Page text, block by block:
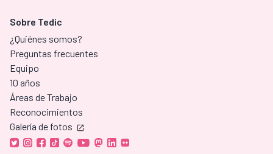
Sobre Tedic
¿Quiénes somos?
Preguntas frecuentes
Equipo
10 años
Áreas de Trabajo
Reconocimientos
Galería de fotos